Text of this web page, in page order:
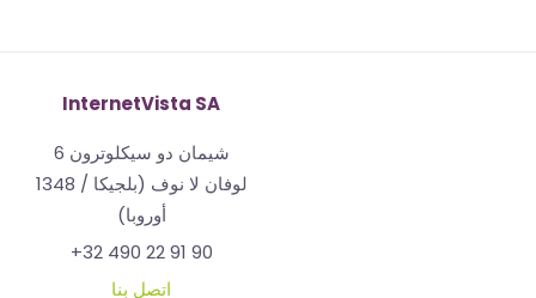
InternetVista SA
شيمان دو سيكلوترون 6
1348 لوفان لا نوف (بلجيكا /
أوروبا)
+32 490 22 91 90
اتصل بنا